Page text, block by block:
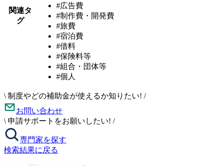
関連タ
グ
#広告費
#制作費・開発費
#旅費
#宿泊費
#借料
#保険料等
#組合・団体等
#個人
\ 制度やどの補助金が使えるか知りたい! /
お問い合わせ
\ 申請サポートをお願いしたい! /
専門家を探す
検索結果に戻る